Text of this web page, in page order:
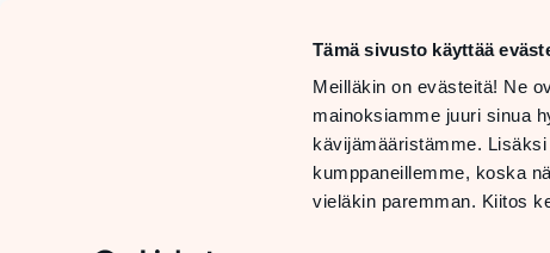
Tämä sivusto käyttää
Meilläkin on evästeitä! Ne
mainoksiamme juuri sinua
kävijämääristämme.
kumppaneillemme, koska
vieläkin paremman. Kiitos
LIIKKEET
JA
PALVELUT